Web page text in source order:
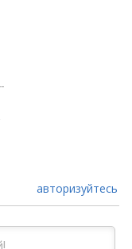
авторизуйтесь